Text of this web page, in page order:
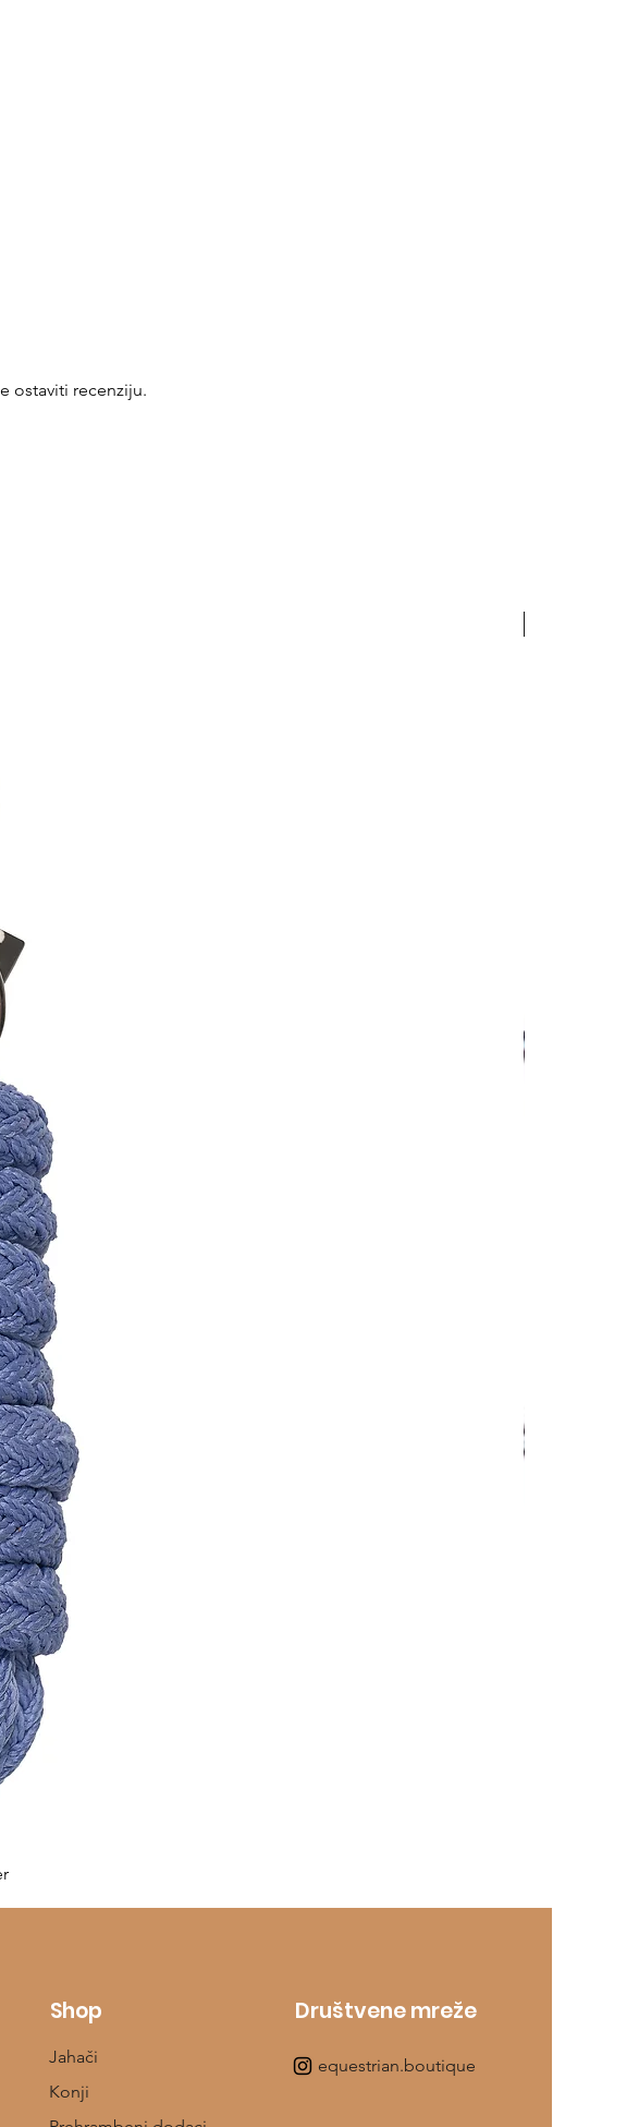
ostaviti recenziju.
Shop
Jahači
Konji
Društvene mreže
equestrian.boutique